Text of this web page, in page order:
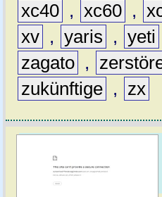
xc40 , xc60 ,
xv , yaris , yeti
zagato ,
zukünftige , zx